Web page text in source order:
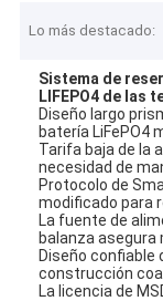
Lo más destacado:
Sistema de
LIFEPO4 de las
Diseño largo
batería LiFePO4
Tarifa baja de la
necesidad de
Protocolo de
modificado para
La fuente de
balanza asegura
Diseño confiable
construcción
La licencia de